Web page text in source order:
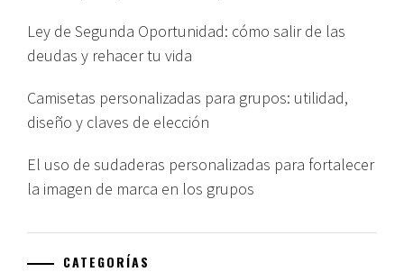
Ley de Segunda Oportunidad: cómo salir de las
deudas y rehacer tu vida
Camisetas personalizadas para grupos: utilidad,
diseño y claves de elección
El uso de sudaderas personalizadas para fortalecer
la imagen de marca en los grupos
CATEGORÍAS